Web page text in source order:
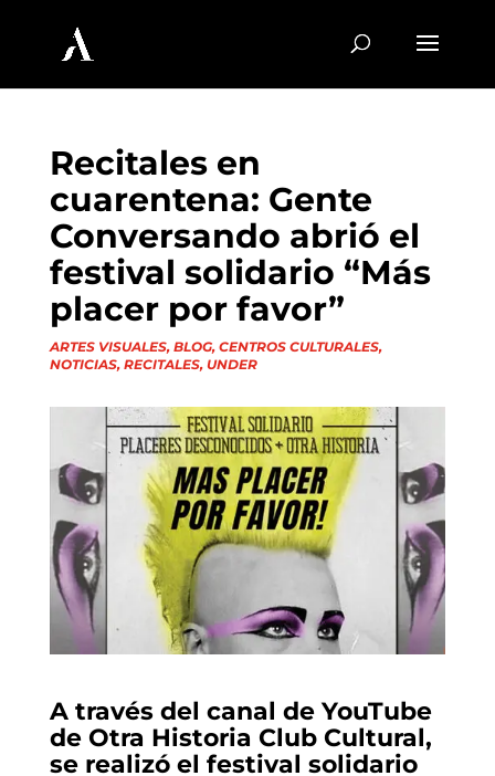
Recitales en
cuarentena: Gente
Conversando abrió el
festival solidario “Más
placer por favor”
ARTES VISUALES, BLOG, CENTROS CULTURALES,
NOTICIAS, RECITALES, UNDER
A través del canal de YouTube
de Otra Historia Club Cultural,
se realizó el festival solidario